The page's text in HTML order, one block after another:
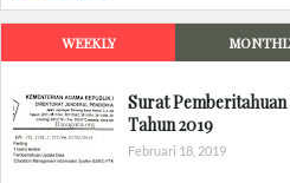
WEEKLY
Surat
Tahun 2019
Februari 18, 2019